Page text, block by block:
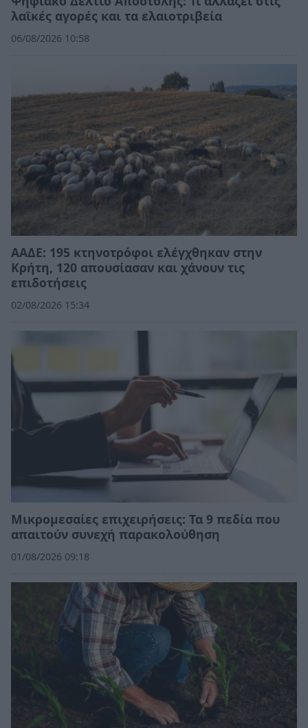
λαϊκές αγορές και τα ελαιοτριβεία
06/08/2026 10:58
ΑΑΔΕ: 195 κτηνοτρόφοι ελέγχθηκαν στην
Κρήτη, 120 απουσίασαν και χάνουν τις
επιδοτήσεις
02/08/2026 15:34
Μικρομεσαίες επιχειρήσεις: Τα 9 πεδία που
απαιτούν συνεχή παρακολούθηση
01/08/2026 09:18